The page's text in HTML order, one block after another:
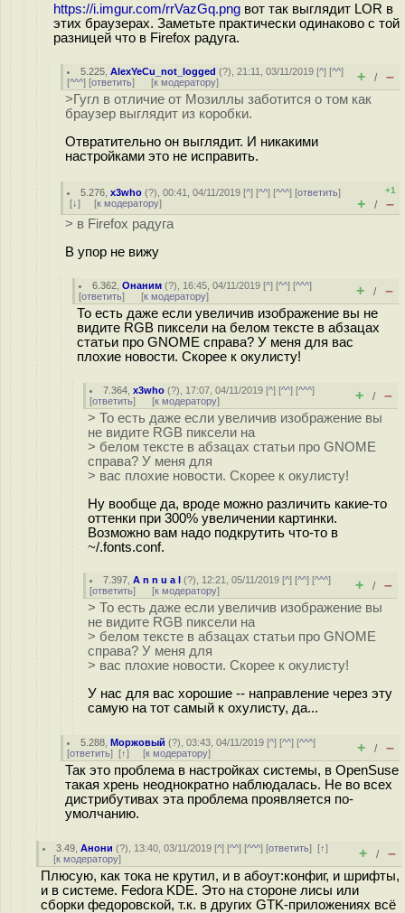
https://i.imgur.com/rrVazGq.png вот так выглядит LOR в
этих браузерах. Заметьте практически одинаково с той
разницей что в Firefox радуга.
5.225 ,AlexYeCu_not_logged (?), 21:11, 03/11/2019 [^] [^^]
[^^^] [ответить] [к модератору] + / –
>Гугл в отличие от Мозиллы заботится о том как
браузер выглядит из коробки.
Отвратительно он выглядит. И никакими
настройками это не исправить.
5.276 ,x3who (?), 00:41, 04/11/2019 [^] [^^] [^^^] [ответить]
[↓] [к модератору]
+1
+ / –
> в Firefox радуга
В упор не вижу
6.362 ,Онаним (?), 16:45, 04/11/2019 [^] [^^] [^^^]
[ответить] [к модератору] + / –
То есть даже если увеличив изображение вы не
видите RGB пиксели на белом тексте в абзацах
статьи про GNOME справа? У меня для вас
плохие новости. Скорее к окулисту!
7.364 ,x3who (?), 17:07, 04/11/2019 [^] [^^] [^^^]
[ответить] [к модератору] + / –
> То есть даже если увеличив изображение вы
не видите RGB пиксели на
> белом тексте в абзацах статьи про GNOME
справа? У меня для
> вас плохие новости. Скорее к окулисту!
Ну вообще да, вроде можно различить какие-то
оттенки при 300% увеличении картинки.
Возможно вам надо подкрутить что-то в
~/.fonts.conf.
7.397 ,A n n u a l (?), 12:21, 05/11/2019 [^] [^^] [^^^]
[ответить] [к модератору] + / –
> То есть даже если увеличив изображение вы
не видите RGB пиксели на
> белом тексте в абзацах статьи про GNOME
справа? У меня для
> вас плохие новости. Скорее к окулисту!
У нас для вас хорошие -- направление через эту
самую на тот самый к оxулисту, да...
5.288 ,Моржовый (?), 03:43, 04/11/2019 [^] [^^] [^^^]
[ответить] [↑] [к модератору] + / –
Так это проблема в настройках системы, в OpenSuse
такая хрень неоднократно наблюдалась. Не во всех
дистрибутивах эта проблема проявляется по-
умолчанию.
3.49 ,Анони (?), 13:40, 03/11/2019 [^] [^^] [^^^] [ответить][↑]
[к модератору] + / –
Плюсую, как тока не крутил, и в абоут:конфиг, и шрифты,
и в системе. Fedora KDE. Это на стороне лисы или
сборки федоровской, т.к. в других GTK-приложениях всё